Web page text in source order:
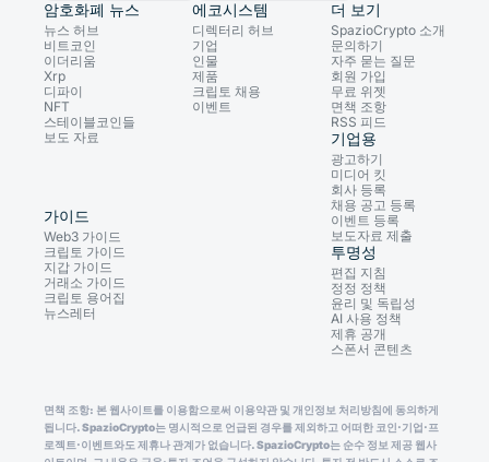
암호화폐 뉴스
뉴스 허브
비트코인
이더리움
Xrp
디파이
NFT
스테이블코인들
보도 자료
에코시스템
디렉터리 허브
기업
인물
제품
크립토 채용
이벤트
가이드
Web3 가이드
크립토 가이드
지갑 가이드
거래소 가이드
크립토 용어집
뉴스레터
더 보기
SpazioCrypto 소개
문의하기
자주 묻는 질문
회원 가입
무료 위젯
면책 조항
RSS 피드
기업용
광고하기
미디어 킷
회사 등록
채용 공고 등록
이벤트 등록
보도자료 제출
투명성
편집 지침
정정 정책
윤리 및 독립성
AI 사용 정책
제휴 공개
스폰서 콘텐츠
면책 조항: 본 웹사이트를 이용함으로써 이용약관 및 개인정보 처리방침에 동의하게
됩니다. SpazioCrypto는 명시적으로 언급된 경우를 제외하고 어떠한 코인·기업·프
로젝트·이벤트와도 제휴나 관계가 없습니다. SpazioCrypto는 순수 정보 제공 웹사